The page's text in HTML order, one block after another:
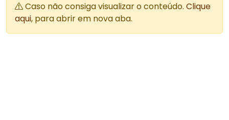
Caso não consiga visualizar o conteúdo. Clique
aqui, para abrir em nova aba.